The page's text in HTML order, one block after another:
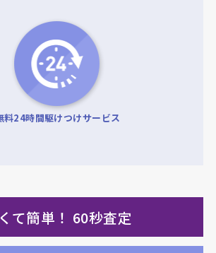
料24時間駆けつけサービス
て簡単！ 60秒査定